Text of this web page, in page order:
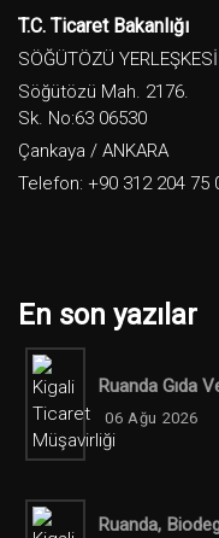
T.C. Ticaret Bakanlığı
SÖĞÜTÖZÜ YERLEŞKESİ
Söğütözü Mah. 2176.
Sk. No:63 06530
Çankaya / ANKARA
Telefon: +90 312 204 75
En son yazılar
Ruanda Gıda
06 Ağu 2026
Ruanda,